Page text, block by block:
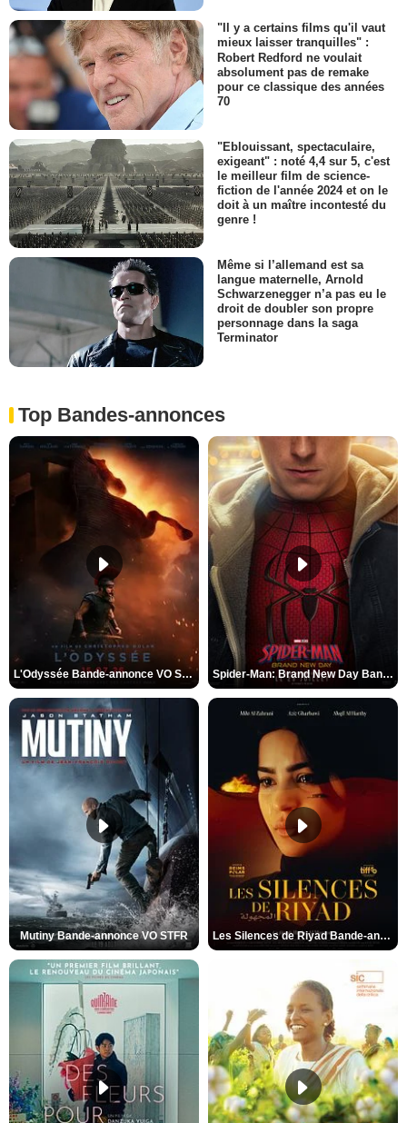
"Il y a certains films qu'il vaut
mieux laisser tranquilles" :
Robert Redford ne voulait
absolument pas de remake
pour ce classique des années
70
"Eblouissant, spectaculaire,
exigeant" : noté 4,4 sur 5, c'est
le meilleur film de science-
fiction de l'année 2024 et on le
doit à un maître incontesté du
genre !
Même si l’allemand est sa
langue maternelle, Arnold
Schwarzenegger n’a pas eu le
droit de doubler son propre
personnage dans la saga
Terminator
Top Bandes-annonces
L'Odyssée Bande-annonce VO STFR Spider-Man: Brand New Day Bande-annonce VO STFR
Mutiny Bande-annonce VO STFR Les Silences de Riyad Bande-annonce VO STFR